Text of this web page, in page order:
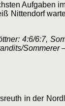
Aufgaben
Nittendorf
4:6/6:7,
Sommerer
in der